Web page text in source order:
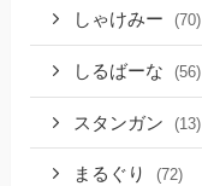
しゃけみー (70)
しるばーな (56)
スタンガン (13)
まるぐり (72)